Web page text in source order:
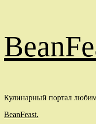
содержимому
Кулинарный портал
Основное
BeanFeast.